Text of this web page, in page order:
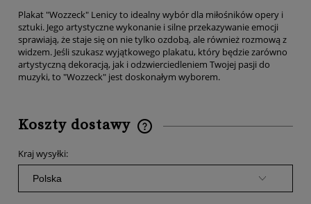
Plakat "Wozzeck" Lenicy to idealny wybór dla miłośników opery i
sztuki. Jego artystyczne wykonanie i silne przekazywanie emocji
sprawiają, że staje się on nie tylko ozdobą, ale również rozmową z
widzem. Jeśli szukasz wyjątkowego plakatu, który będzie zarówno
artystyczną dekoracją, jak i odzwierciedleniem Twojej pasji do
muzyki, to "Wozzeck" jest doskonałym wyborem.
Koszty dostawy
Kraj wysyłki: